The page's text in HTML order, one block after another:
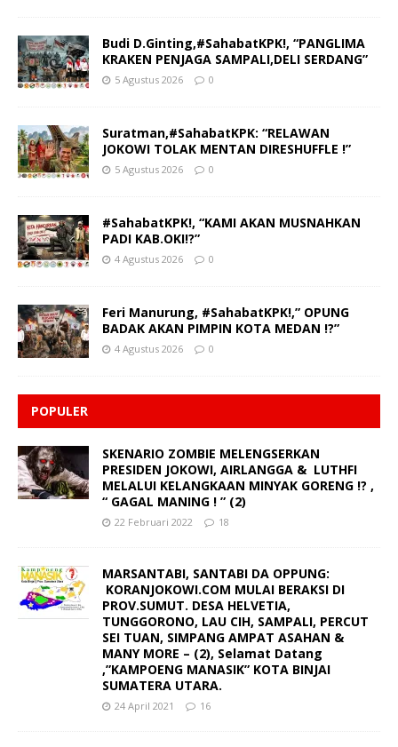
Budi D.Ginting,#SahabatKPK!, “PANGLIMA
KRAKEN PENJAGA SAMPALI,DELI SERDANG”
5 Agustus 2026 0
Suratman,#SahabatKPK: “RELAWAN
JOKOWI TOLAK MENTAN DIRESHUFFLE !”
5 Agustus 2026 0
#SahabatKPK!, “KAMI AKAN MUSNAHKAN
PADI KAB.OKI!?”
4 Agustus 2026 0
Feri Manurung, #SahabatKPK!,” OPUNG
BADAK AKAN PIMPIN KOTA MEDAN !?”
4 Agustus 2026 0
POPULER
SKENARIO ZOMBIE MELENGSERKAN
PRESIDEN JOKOWI, AIRLANGGA & LUTHFI
MELALUI KELANGKAAN MINYAK GORENG !? ,
“ GAGAL MANING ! ” (2)
22 Februari 2022 18
MARSANTABI, SANTABI DA OPPUNG:
KORANJOKOWI.COM MULAI BERAKSI DI
PROV.SUMUT. DESA HELVETIA,
TUNGGORONO, LAU CIH, SAMPALI, PERCUT
SEI TUAN, SIMPANG AMPAT ASAHAN &
MANY MORE – (2), Selamat Datang
,”KAMPOENG MANASIK” KOTA BINJAI
SUMATERA UTARA.
24 April 2021 16